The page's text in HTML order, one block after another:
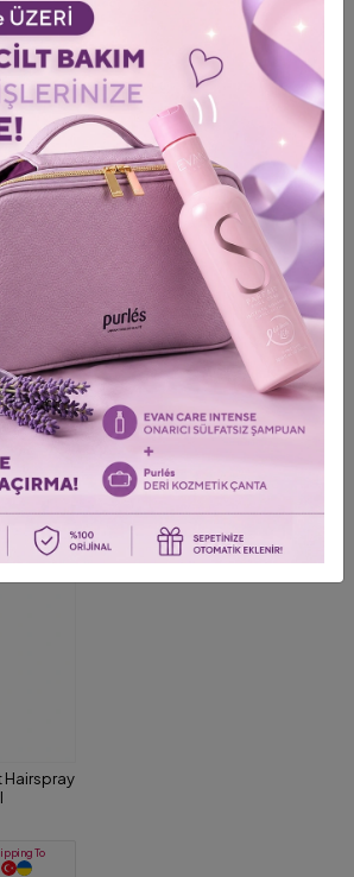
Düzleştirme/Pürüzsüzleştirme
Elektriklenme/Kabarma Önleyici
Güneş ve Isı koruma
,Parlaklık,
Renk
Koruma
Formaldehitsiz , Mineral Yağsız
Organik,Parabensiz ,Silikonsuz
Sülfatsız,Vegan/Bitkisel
abgeben
ANGESEHENE PRODUKTE
angesehenen Produkte betrachten
Hairspray
To